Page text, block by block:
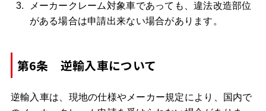
メーカークレーム対象車であっても、違法改造部位
がある場合は申請出来ない場合があります。
第6条 逆輸入車について
逆輸入車は、現地の仕様やメーカー規定により、国内で